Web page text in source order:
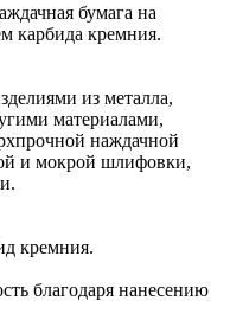
бумага на
карбида кремния.
из металла,
материалами,
наждачной
и мокрой шлифовки,
кремния.
благодаря нанесению